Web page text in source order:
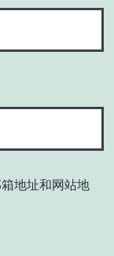
地址和网站地